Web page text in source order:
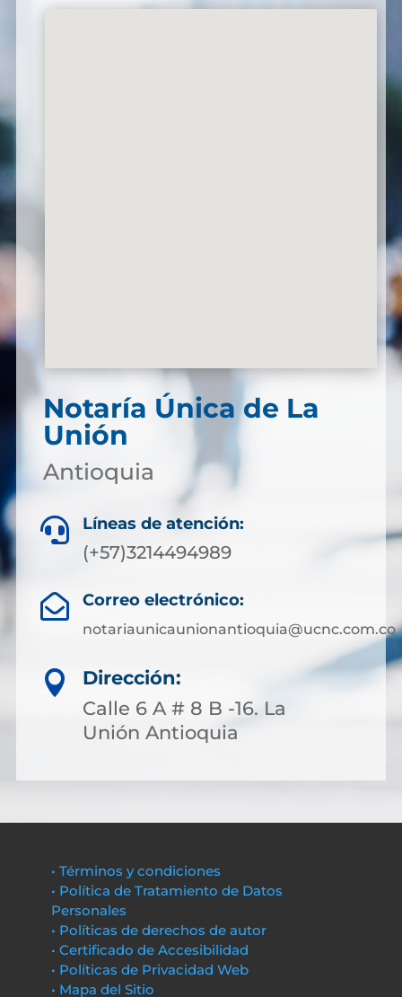
Notaría Única de La
Unión
Antioquia
 Líneas de atención:
(+57)3214494989
 Correo electrónico:
notariaunicaunionantioquia@ucnc.com.co

Dirección:
Calle 6 A # 8 B -16. La
Unión Antioquia
• Términos y condiciones
• Política de Tratamiento de Datos
Personales
• Políticas de derechos de autor
• Certificado de Accesibilidad
• Políticas de Privacidad Web
• Mapa del Sitio